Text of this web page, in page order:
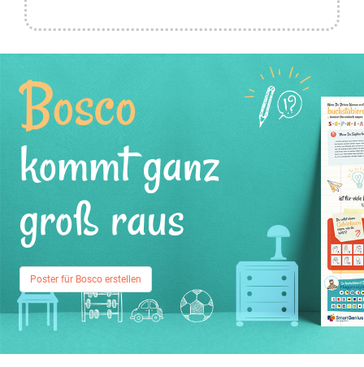
Bosco
kommt ganz
groß raus
Poster für Bosco erstellen